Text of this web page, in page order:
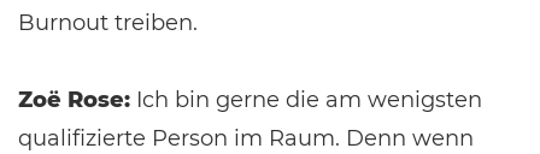
Burnout treiben.
Zoë Rose: Ich bin gerne die am wenigsten
qualifizierte Person im Raum. Denn wenn